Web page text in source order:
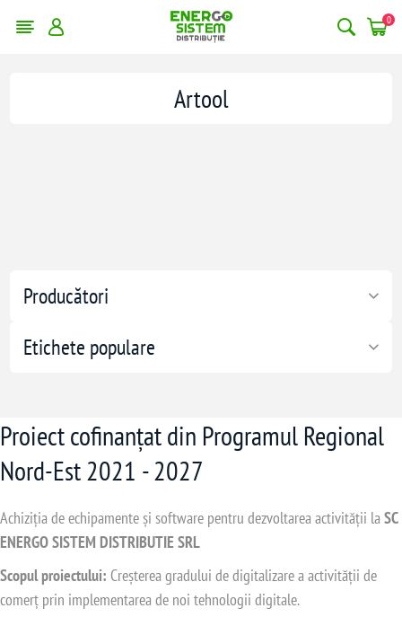
0
Producători
Etichete populare
Artool
Proiect cofinanțat din Programul Regional
Nord-Est 2021 - 2027
Achiziția de echipamente și software pentru dezvoltarea activității laSC
ENERGO SISTEM DISTRIBUTIE SRL
Scopul proiectului: Creșterea gradului de digitalizare a activității de
comerț prin implementarea de noi tehnologii digitale.